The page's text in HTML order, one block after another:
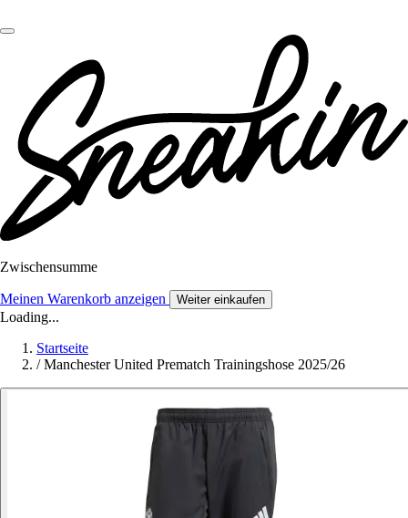
Zwischensumme
Meinen Warenkorb anzeigen Weiter einkaufen
Loading...
Startseite
/ Manchester United Prematch Trainingshose 2025/26